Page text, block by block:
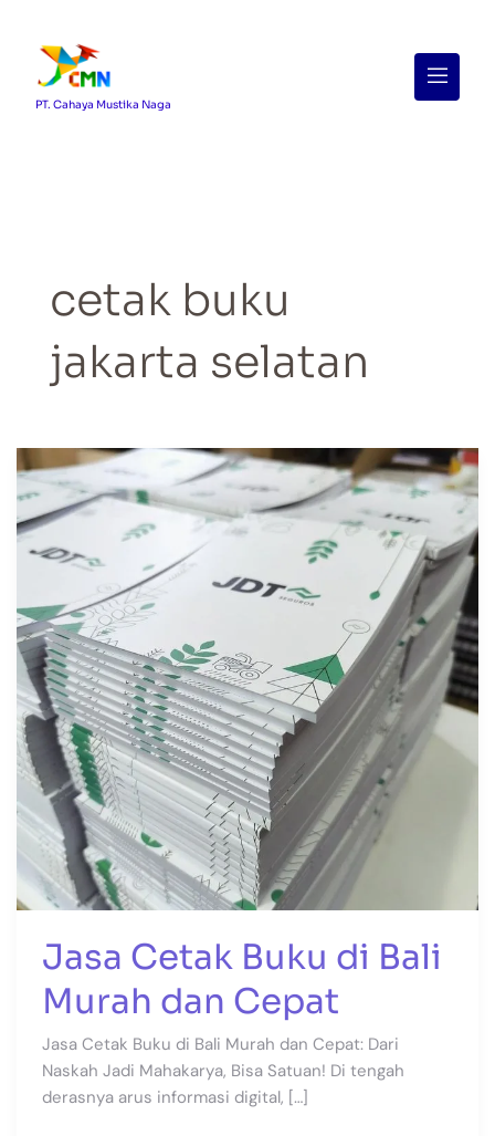
PT. Cahaya Mustika Naga
Menu
cetak buku
jakarta selatan
Jasa Cetak Buku di Bali
Murah dan Cepat
Jasa Cetak Buku di Bali Murah dan Cepat: Dari
Naskah Jadi Mahakarya, Bisa Satuan! Di tengah
derasnya arus informasi digital, […]
Jasa
Cetak
Buku
Bali
dan
Cepat